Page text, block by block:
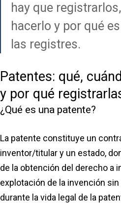
hay que
hacerlo y por qué
las registres.
Patentes: qué,
y por qué
¿Qué es una patente?
La patente constituye un
inventor/titular y un estado,
de la obtención del derecho a
explotación de la invención
durante la vida legal de la